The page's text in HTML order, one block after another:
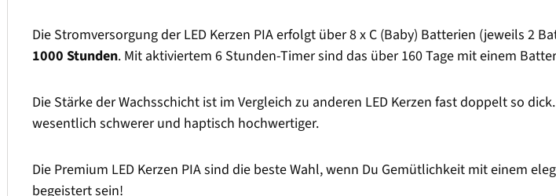
Die Stromversorgung der LED Kerzen PIA erfolgt über 8 x C (Baby) Batterien (jeweils 2
1000 Stunden. Mit aktiviertem 6 Stunden-Timer sind das über 160 Tage mit einem
Die Stärke der Wachsschicht ist im Vergleich zu anderen LED Kerzen fast doppelt so
wesentlich schwerer und haptisch hochwertiger.
Die Premium LED Kerzen PIA sind die beste Wahl, wenn Du Gemütlichkeit mit einem
begeistert sein!